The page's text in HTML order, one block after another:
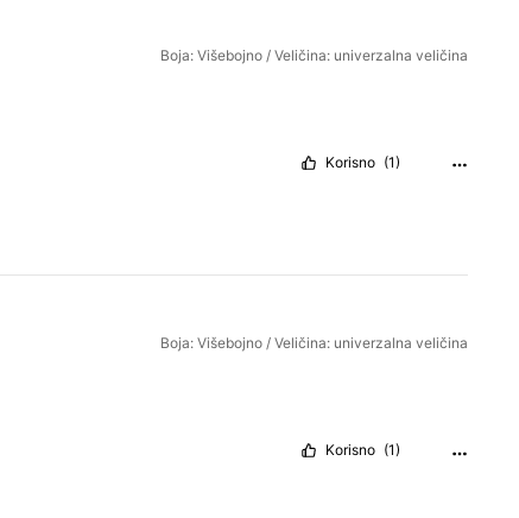
Boja: Višebojno / Veličina: univerzalna veličina
Korisno (1)
Boja: Višebojno / Veličina: univerzalna veličina
Korisno (1)